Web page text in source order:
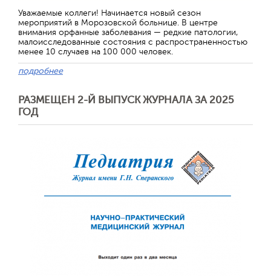
Уважаемые коллеги! Начинается новый сезон
мероприятий в Морозовской больнице. В центре
внимания орфанные заболевания — редкие патологии,
малоисследованные состояния с распространенностью
менее 10 случаев на 100 000 человек.
подробнее
РАЗМЕЩЕН 2-Й ВЫПУСК ЖУРНАЛА ЗА 2025
ГОД